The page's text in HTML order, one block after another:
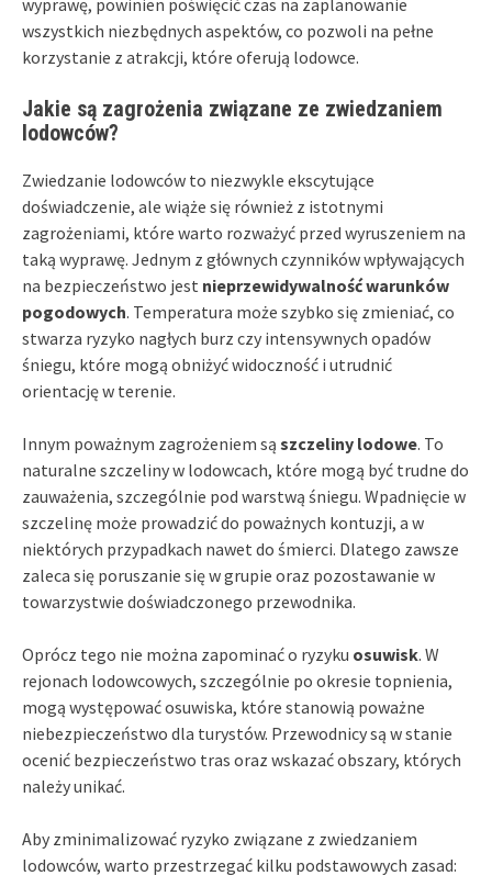
wyprawę, powinien poświęcić czas na zaplanowanie
wszystkich niezbędnych aspektów, co pozwoli na pełne
korzystanie z atrakcji, które oferują lodowce.
Jakie są zagrożenia związane ze zwiedzaniem
lodowców?
Zwiedzanie lodowców to niezwykle ekscytujące
doświadczenie, ale wiąże się również z istotnymi
zagrożeniami, które warto rozważyć przed wyruszeniem na
taką wyprawę. Jednym z głównych czynników wpływających
na bezpieczeństwo jest nieprzewidywalność warunków
pogodowych. Temperatura może szybko się zmieniać, co
stwarza ryzyko nagłych burz czy intensywnych opadów
śniegu, które mogą obniżyć widoczność i utrudnić
orientację w terenie.
Innym poważnym zagrożeniem są szczeliny lodowe. To
naturalne szczeliny w lodowcach, które mogą być trudne do
zauważenia, szczególnie pod warstwą śniegu. Wpadnięcie w
szczelinę może prowadzić do poważnych kontuzji, a w
niektórych przypadkach nawet do śmierci. Dlatego zawsze
zaleca się poruszanie się w grupie oraz pozostawanie w
towarzystwie doświadczonego przewodnika.
Oprócz tego nie można zapominać o ryzyku osuwisk. W
rejonach lodowcowych, szczególnie po okresie topnienia,
mogą występować osuwiska, które stanowią poważne
niebezpieczeństwo dla turystów. Przewodnicy są w stanie
ocenić bezpieczeństwo tras oraz wskazać obszary, których
należy unikać.
Aby zminimalizować ryzyko związane z zwiedzaniem
lodowców, warto przestrzegać kilku podstawowych zasad: